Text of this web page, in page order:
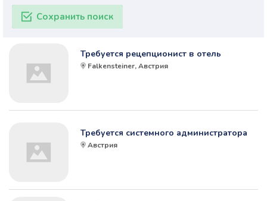
Сохранить поиск
Требуется рецепционист в отель
Falkensteiner, Австрия
Требуется системного администратора
Австрия